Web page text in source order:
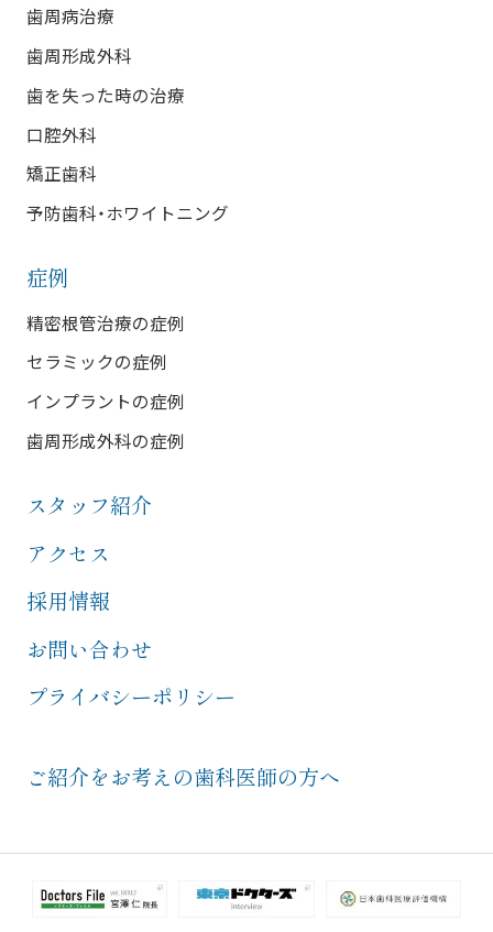
歯周病治療
歯周形成外科
歯を失った時の治療
口腔外科
矯正歯科
予防歯科・ホワイトニング
症例
精密根管治療の症例
セラミックの症例
インプラントの症例
歯周形成外科の症例
スタッフ紹介
アクセス
採用情報
お問い合わせ
プライバシーポリシー
ご紹介をお考えの歯科医師の方へ